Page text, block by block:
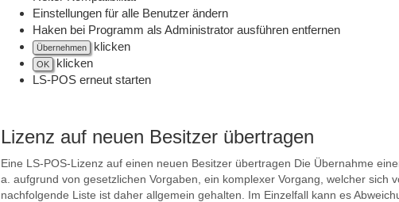
Einstellungen für alle Benutzer ändern
Haken bei Programm als Administrator ausführen entfernen
Übernehmen klicken
OK klicken
LS-POS erneut starten
Lizenz auf neuen Besitzer übertragen
Eine LS-POS-Lizenz auf einen neuen Besitzer übertragen Die Übernahme
a. aufgrund von gesetzlichen Vorgaben, ein komplexer Vorgang, welcher sich
nachfolgende Liste ist daher allgemein gehalten. Im Einzelfall kann es